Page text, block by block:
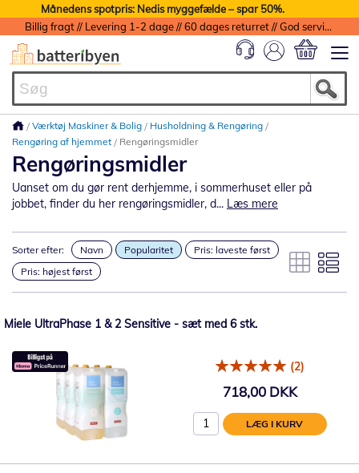
Månedens spotpris: Nedis myggefælde – spar 50%.
Billig fragt // Levering 1-2 dage // 60 dages returret // God service med garanti
Værktøj Maskiner & Bolig
Husholdning & Rengøring
Rengøring af hjemmet
Rengøringsmidler
Rengøringsmidler
Uanset om du gør rent derhjemme, i sommerhuset eller på
jobbet, finder du her rengøringsmidler, d... Læs mere
Sorter efter: Navn Popularitet
Pris: laveste først
Pris: højest først
Miele UltraPhase 1 & 2 Sensitive - sæt med 6 stk.
(2)
718,00 DKK
LÆG I KURV